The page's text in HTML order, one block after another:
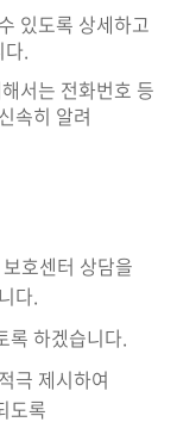
있도록 상세하고
.
서는 전화번호 등
속히 알려
호센터 상담을
다.
록 하겠습니다.
극 제시하여
도록